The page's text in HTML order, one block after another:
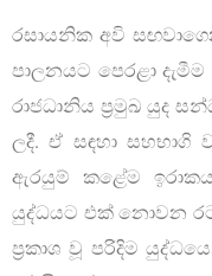
රසායනික අවි
පාලනයට පෙරළා
රාජධානිය ප්‍රමුඛ යුද
ලදී. ඒ සඳහා
ඇරයුම් කළේම
යුද්ධයට එක් නොවන
ප්‍රකාශ වූ පරිදිම